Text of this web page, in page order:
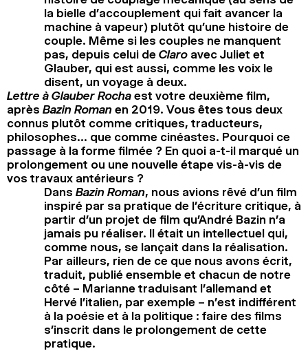
la bielle d’accouplement qui fait avancer la
machine à vapeur) plutôt qu’une histoire de
couple. Même si les couples ne manquent
pas, depuis celui de Claro avec Juliet et
Glauber, qui est aussi, comme les voix le
disent, un voyage à deux.
Lettre à Glauber Rocha est votre deuxième film,
après Bazin Roman en 2019. Vous êtes tous deux
connus plutôt comme critiques, traducteurs,
philosophes… que comme cinéastes. Pourquoi ce
passage à la forme filmée ? En quoi a-t-il marqué un
prolongement ou une nouvelle étape vis-à-vis de
vos travaux antérieurs ?
Dans Bazin Roman, nous avions rêvé d’un film
inspiré par sa pratique de l’écriture critique, à
partir d’un projet de film qu’André Bazin n’a
jamais pu réaliser. Il était un intellectuel qui,
comme nous, se lançait dans la réalisation.
Par ailleurs, rien de ce que nous avons écrit,
traduit, publié ensemble et chacun de notre
côté – Marianne traduisant l’allemand et
Hervé l’italien, par exemple – n’est indifférent
à la poésie et à la politique : faire des films
s’inscrit dans le prolongement de cette
pratique.